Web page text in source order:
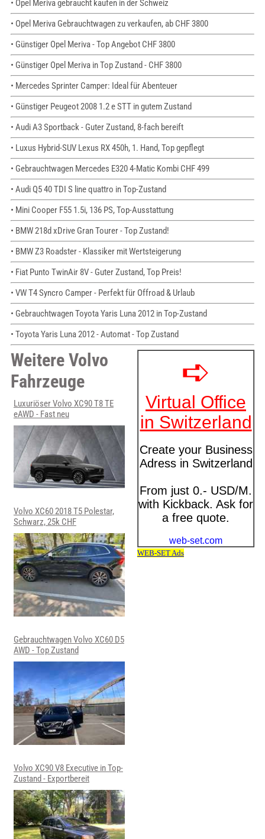
• Opel Meriva gebraucht kaufen in der Schweiz
• Opel Meriva Gebrauchtwagen zu verkaufen, ab CHF 3800
• Günstiger Opel Meriva - Top Angebot CHF 3800
• Günstiger Opel Meriva in Top Zustand - CHF 3800
• Mercedes Sprinter Camper: Ideal für Abenteuer
• Günstiger Peugeot 2008 1.2 e STT in gutem Zustand
• Audi A3 Sportback - Guter Zustand, 8-fach bereift
• Luxus Hybrid-SUV Lexus RX 450h, 1. Hand, Top gepflegt
• Gebrauchtwagen Mercedes E320 4-Matic Kombi CHF 499
• Audi Q5 40 TDI S line quattro in Top-Zustand
• Mini Cooper F55 1.5i, 136 PS, Top-Ausstattung
• BMW 218d xDrive Gran Tourer - Top Zustand!
• BMW Z3 Roadster - Klassiker mit Wertsteigerung
• Fiat Punto TwinAir 8V - Guter Zustand, Top Preis!
• VW T4 Syncro Camper - Perfekt für Offroad & Urlaub
• Gebrauchtwagen Toyota Yaris Luna 2012 in Top-Zustand
• Toyota Yaris Luna 2012 - Automat - Top Zustand
Weitere Volvo
Fahrzeuge
Luxuriöser Volvo XC90 T8 TE
eAWD - Fast neu
Volvo XC60 2018 T5 Polestar,
Schwarz, 25k CHF
Gebrauchtwagen Volvo XC60 D5
AWD - Top Zustand
Volvo XC90 V8 Executive in Top-
Zustand - Exportbereit